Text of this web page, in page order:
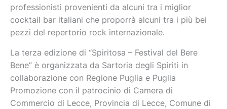
professionisti provenienti da alcuni tra i miglior
cocktail bar italiani che proporrà alcuni tra i più bei
pezzi del repertorio rock internazionale.
La terza edizione di “Spiritosa – Festival del Bere
Bene” è organizzata da Sartoria degli Spiriti in
collaborazione con Regione Puglia e Puglia
Promozione con il patrocinio di Camera di
Commercio di Lecce, Provincia di Lecce, Comune di